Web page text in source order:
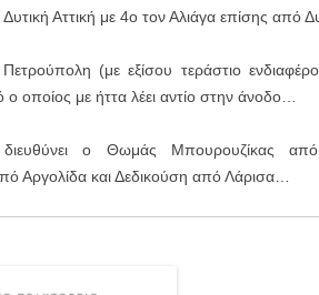
Αττική με 4ο τον Αλιάγα επίσης από
(με εξίσου τεράστιο
ο οποίος με ήττα λέει αντίο στην άνοδο…
ο Θωμάς Μπουρουζίκας
Αργολίδα και Δεδικούση από Λάρισα…